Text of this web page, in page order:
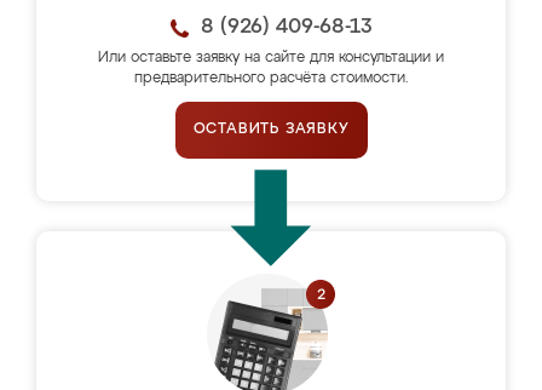
8 (926) 409-68-13
Или оставьте заявку на сайте для консультации и
предварительного расчёта стоимости.
ОСТАВИТЬ ЗАЯВКУ